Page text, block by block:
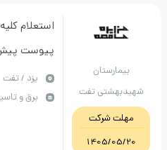
تفت
شرکت
1405/
استعلام کلیه
پیوست پیش فاکتور
حداقل
پیوست کامل مطالعه
09133580452 فلاح حسینی
يزد / تفت
برق و تاسیسات